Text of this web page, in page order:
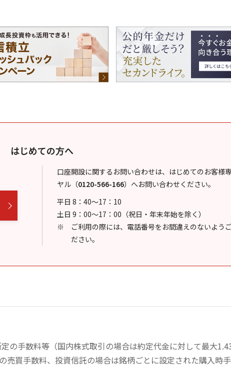
はじめての方へ
口座開設に関するお問い合わせは、はじめてのお客様
ヤル （0120-566-166） へお問い合わせください。
平日 8：40～17：10
土日 9：00～17：00（祝日・年末年始を除く）
ご利用の際には、電話番号をお間違えのないよう
ださい。
の手数料等（国内株式取引の場合は約定代金に対して最大
売買手数料、投資信託の場合は銘柄ごとに設定された購入時